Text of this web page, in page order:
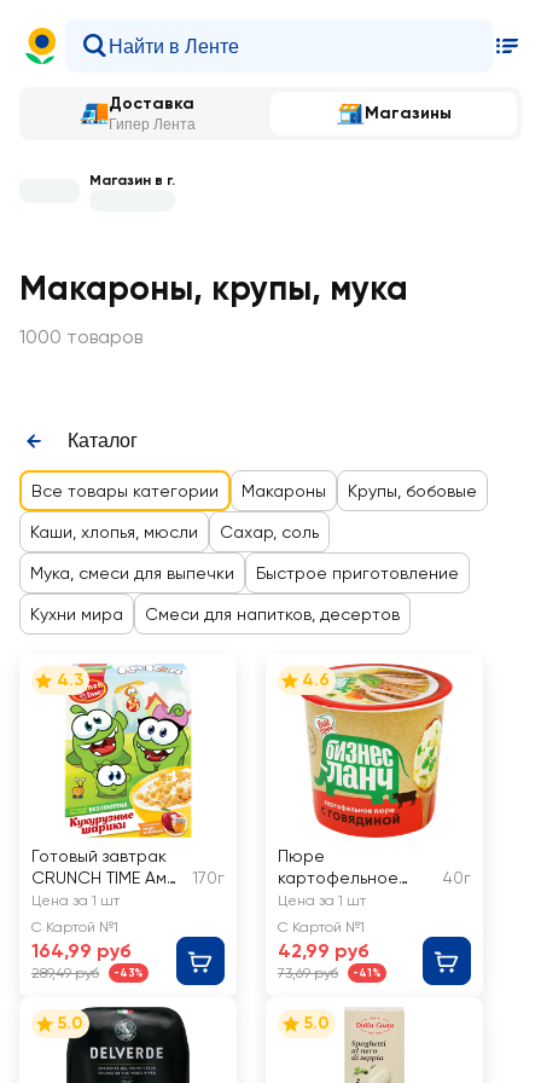
Доставка
Гипер Лента
Магазины
Магазин в г.
Макароны, крупы, мука
1000 товаров
Каталог
Все товары категории Макароны Крупы, бобовые
Каши, хлопья, мюсли Сахар, соль
Мука, смеси для выпечки Быстрое приготовление
Кухни мира Смеси для напитков, десертов
4.3
Готовый завтрак
CRUNCH TIME Ам
Ням, шарики со
вкусом меда и
яблока
170г
Цена за 1 шт
С Картой №1
164,99 руб
289,49 руб -43%
4.6
Пюре
картофельное
БИЗНЕС ЛАНЧ с
говядиной
40г
Цена за 1 шт
С Картой №1
42,99 руб
73,69 руб -41%
5.0 5.0